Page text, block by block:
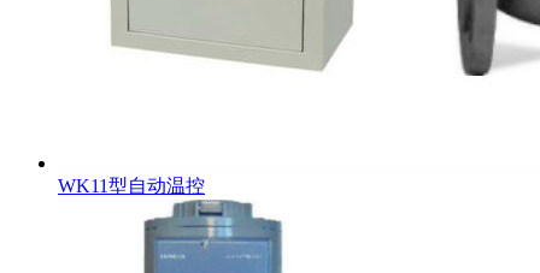
WK11型自动温控